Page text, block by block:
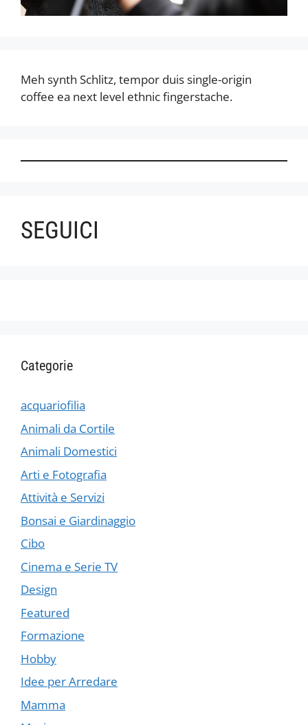
Meh synth Schlitz, tempor duis single-origin
coffee ea next level ethnic fingerstache.
SEGUICI
Categorie
acquariofilia
Animali da Cortile
Animali Domestici
Arti e Fotografia
Attività e Servizi
Bonsai e Giardinaggio
Cibo
Cinema e Serie TV
Design
Featured
Formazione
Hobby
Idee per Arredare
Mamma